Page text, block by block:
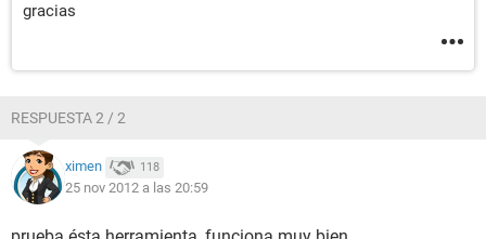
gracias
RESPUESTA 2 / 2
ximen 118
25 nov 2012 a las 20:59